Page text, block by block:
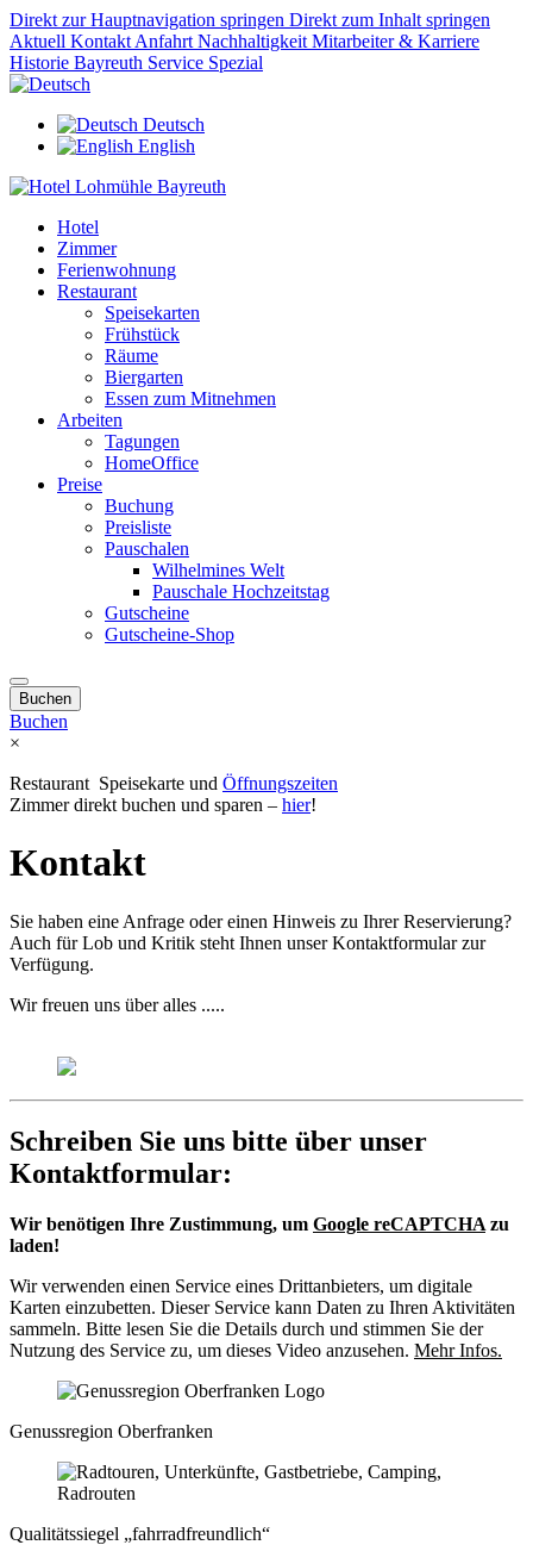
Direkt zur Hauptnavigation springen Direkt zum Inhalt springen
Aktuell Kontakt Anfahrt Nachhaltigkeit Mitarbeiter & Karriere
Historie Bayreuth Service Spezial
Deutsch
English
Hotel
Zimmer
Ferienwohnung
Restaurant
Speisekarten
Frühstück
Räume
Biergarten
Essen zum Mitnehmen
Arbeiten
Tagungen
HomeOffice
Preise
Buchung
Preisliste
Pauschalen
Wilhelmines Welt
Pauschale Hochzeitstag
Gutscheine
Gutscheine-Shop
Buchen
Buchen
×
Restaurant Speisekarte und Öffnungszeiten
Zimmer direkt buchen und sparen – hier!
Kontakt
Sie haben eine Anfrage oder einen Hinweis zu Ihrer Reservierung?
Auch für Lob und Kritik steht Ihnen unser Kontaktformular zur
Verfügung.
Wir freuen uns über alles .....
Schreiben Sie uns bitte über unser
Kontaktformular:
Wir benötigen Ihre Zustimmung, um Google reCAPTCHA zu
laden!
Wir verwenden einen Service eines Drittanbieters, um digitale
Karten einzubetten. Dieser Service kann Daten zu Ihren Aktivitäten
sammeln. Bitte lesen Sie die Details durch und stimmen Sie der
Nutzung des Service zu, um dieses Video anzusehen. Mehr Infos.
Genussregion Oberfranken
Qualitätssiegel „fahrradfreundlich“